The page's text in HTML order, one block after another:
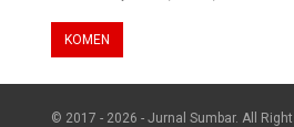
© 2017 - 2026 - Jurnal Sumbar. All